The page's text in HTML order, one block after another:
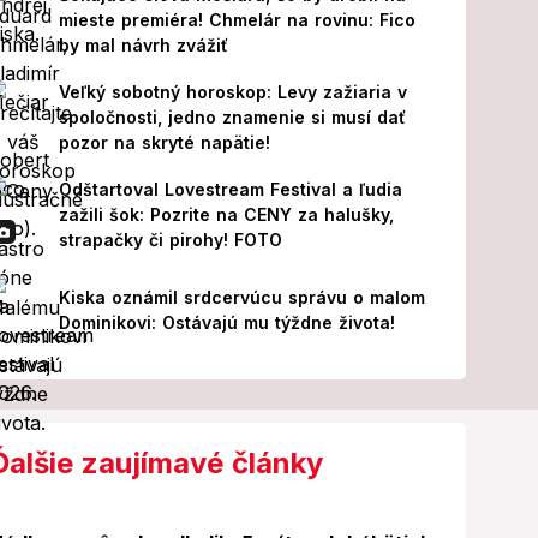
mieste premiéra! Chmelár na rovinu: Fico
by mal návrh zvážiť
Veľký sobotný horoskop: Levy zažiaria v
spoločnosti, jedno znamenie si musí dať
pozor na skryté napätie!
Odštartoval Lovestream Festival a ľudia
zažili šok: Pozrite na CENY za halušky,
strapačky či pirohy! FOTO
Kiska oznámil srdcervúcu správu o malom
Dominikovi: Ostávajú mu týždne života!
zaujímavé články